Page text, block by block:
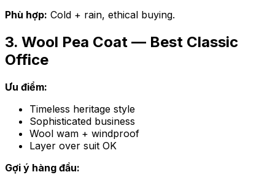
Phù hợp: Cold + rain, ethical buying.
3. Wool Pea Coat — Best Classic
Office
Ưu điểm:
Timeless heritage style
Sophisticated business
Wool wam + windproof
Layer over suit OK
Gợi ý hàng đầu: